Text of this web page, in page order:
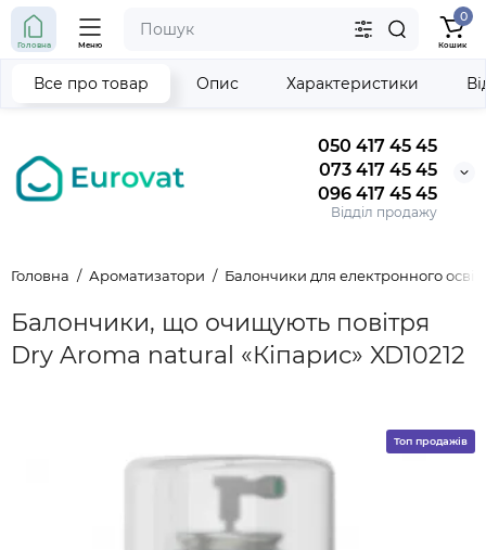
050 417 45 45
073 417 45 45
096 417 45 45
Відділ продажу
Головна Меню
0
Кошик
Головна Ароматизатори Балончики для електронного
Балончики, що очищують повітря
Dry Aroma natural «Кіпарис» XD10212
Все про товар Опис Характеристики
Топ продажів